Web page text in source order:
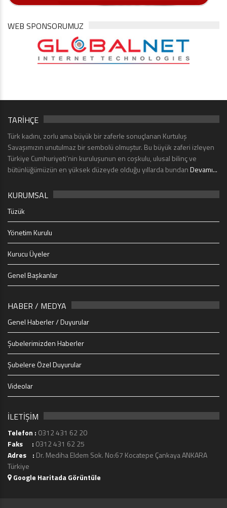
WEB SPONSORUMUZ
TARİHÇE
Türk kadını, zorlu ama büyük bir zaferle sonuçlanan Kurtuluş
Savaşımızın unutulmaz bir sembolü olmuştur. Bu büyük zaferi izleyen
Türkiye Cumhuriyeti’nin kuruluşunun en coşkulu, ulusal bilinç ve
bütünlüğümüzün en yüksek düzeyde olduğu yıllarda bundanDevamı...
KURUMSAL
Tüzük
Yönetim Kurulu
Kurucu Üyeler
Genel Başkanlar
HABER / MEDYA
Genel Haberler / Duyurular
Şubelerimizden Haberler
Şubelere Özel Duyurular
Videolar
İLETİŞİM
Telefon : 0312 431 62 20
Faks : 0312 431 62 25
Adres : Dr. Mediha Eldem Sok. No:67 Kocatepe Çankaya ANKARA
Türkiye
Google Haritada Görüntüle